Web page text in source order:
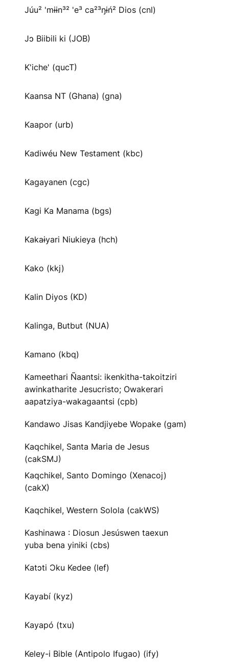
Júu² 'mɨɨn³² 'e³ ca²³ŋɨń² Dios (cnl)
Jɔ Biibili ki (JOB)
K'iche' (qucT)
Kaansa NT (Ghana) (gna)
Kaapor (urb)
Kadiwéu New Testament (kbc)
Kagayanen (cgc)
Kagi Ka Manama (bgs)
Kakaɨyari Niukieya (hch)
Kako (kkj)
Kalin Diyos (KD)
Kalinga, Butbut (NUA)
Kamano (kbq)
Kameethari Ñaantsi: ikenkitha-takoitziri
awinkatharite Jesucristo; Owakerari
aapatziya-wakagaantsi (cpb)
Kandawo Jisas Kandjiyebe Wopake (gam)
Kaqchikel, Santa Maria de Jesus
(cakSMJ)
Kaqchikel, Santo Domingo (Xenacoj)
(cakX)
Kaqchikel, Western Solola (cakWS)
Kashinawa : Diosun Jesúswen taexun
yuba bena yiniki (cbs)
Katɔti Ɔku Kedee (lef)
Kayabí (kyz)
Kayapó (txu)
Keley-i Bible (Antipolo Ifugao) (ify)